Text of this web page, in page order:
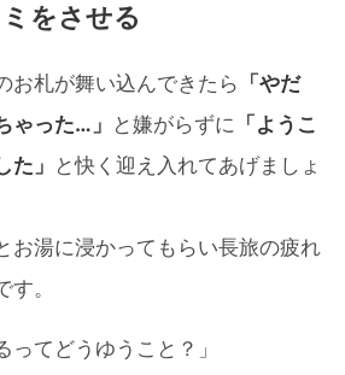
をさせる
お札が舞い込んできたら 「やだ
ゃった…」
と嫌がらずに 「ようこ
た」 と快く迎え入れてあげましょ
お湯に浸かってもらい長旅の疲れ
。
ってどうゆうこと？」